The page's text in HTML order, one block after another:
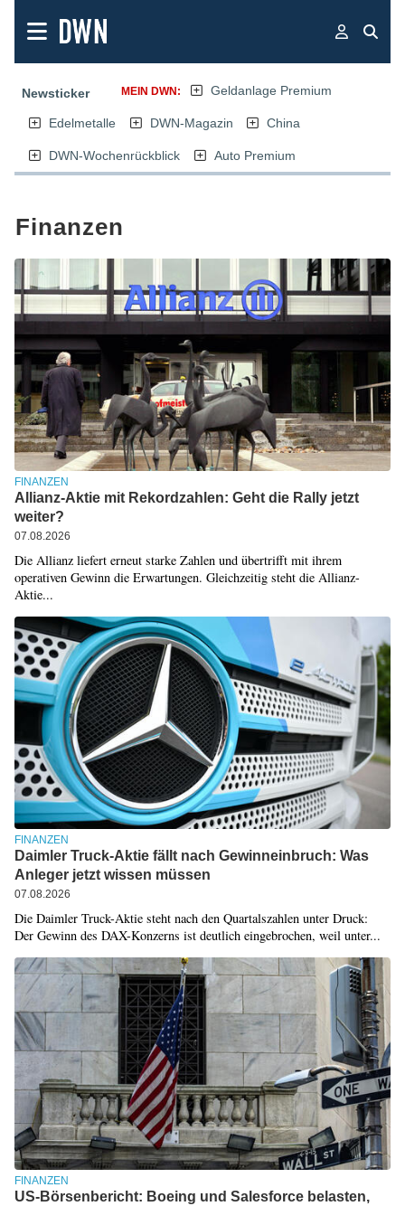
Newsticker MEIN DWN: Geldanlage Premium
Edelmetalle DWN-Magazin China
DWN-Wochenrückblick Auto Premium
Finanzen
FINANZEN
Allianz-Aktie mit Rekordzahlen: Geht die Rally jetzt
weiter?
07.08.2026
Die Allianz liefert erneut starke Zahlen und übertrifft mit ihrem
operativen Gewinn die Erwartungen. Gleichzeitig steht die Allianz-
Aktie...
FINANZEN
Daimler Truck-Aktie fällt nach Gewinneinbruch: Was
Anleger jetzt wissen müssen
07.08.2026
Die Daimler Truck-Aktie steht nach den Quartalszahlen unter Druck:
Der Gewinn des DAX-Konzerns ist deutlich eingebrochen, weil unter...
FINANZEN
US-Börsenbericht: Boeing und Salesforce belasten,